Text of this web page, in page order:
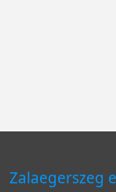
Zalaegerszeg